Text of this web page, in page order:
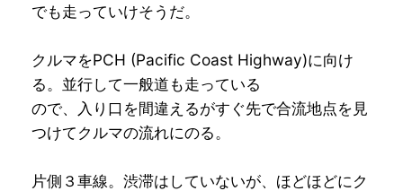
でも走っていけそうだ。
クルマをPCH (Pacific Coast Highway)に向け
る。並行して一般道も走っている
ので、入り口を間違えるがすぐ先で合流地点を見
つけてクルマの流れにのる。
片側３車線。渋滞はしていないが、ほどほどにク